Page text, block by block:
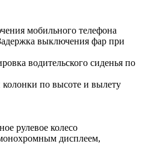
мобильного телефона
выключения фар при
водительского сиденья по
колонки по высоте и вылету
рулевое колесо
дисплеем,